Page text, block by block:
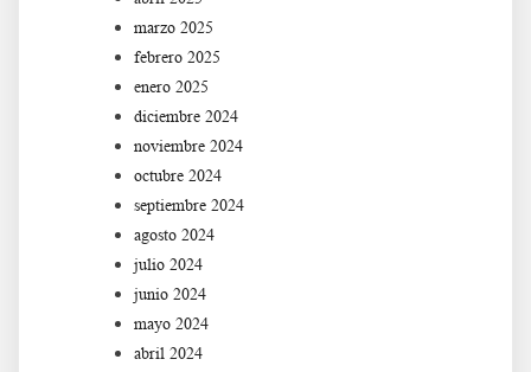
marzo 2025
febrero 2025
enero 2025
diciembre 2024
noviembre 2024
octubre 2024
septiembre 2024
agosto 2024
julio 2024
junio 2024
mayo 2024
abril 2024